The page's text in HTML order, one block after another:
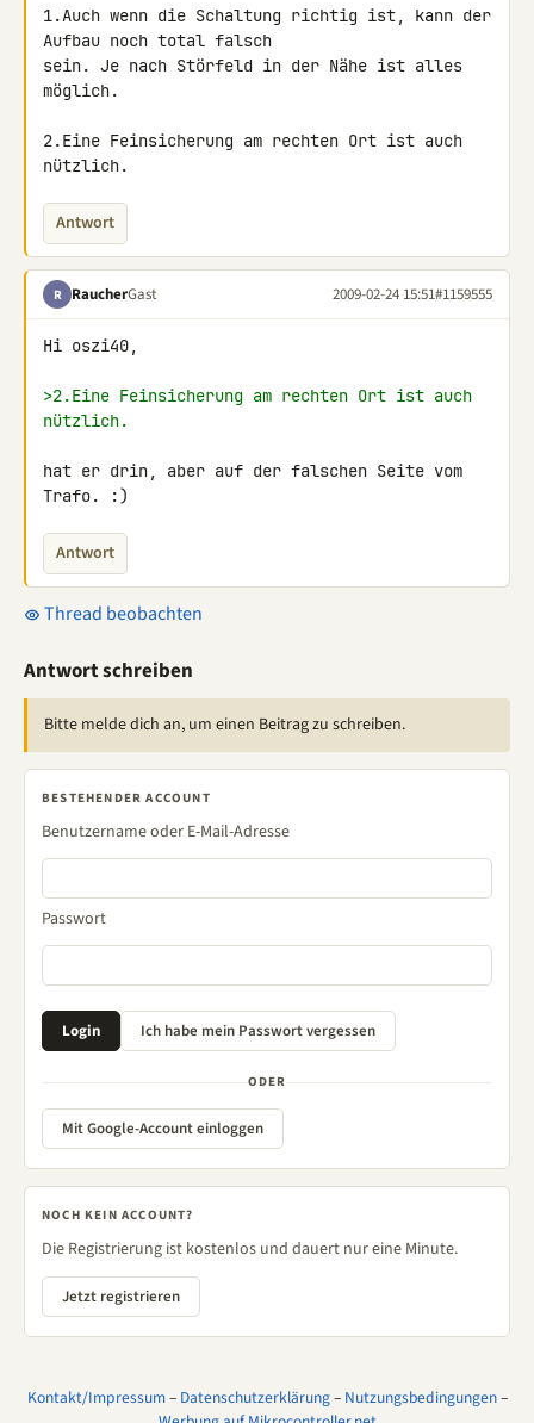
1.Auch wenn die Schaltung richtig ist, kann der
Aufbau noch total falsch
sein. Je nach Störfeld in der Nähe ist alles
möglich.
2.Eine Feinsicherung am rechten Ort ist auch
nützlich.
Antwort
R RaucherGast 2009-02-24 15:51#1159555
Hi oszi40,
>2.Eine Feinsicherung am rechten Ort ist auch
nützlich.
hat er drin, aber auf der falschen Seite vom
Trafo. :)
Antwort
Thread beobachten
Antwort schreiben
Bitte melde dich an, um einen Beitrag zu schreiben.
BESTEHENDER ACCOUNT
Benutzername oder E-Mail-Adresse
Passwort
ODER
Mit Google-Account einloggen
NOCH KEIN ACCOUNT?
Die Registrierung ist kostenlos und dauert nur eine Minute.
Jetzt registrieren
Kontakt/Impressum– Datenschutzerklärung– Nutzungsbedingungen–